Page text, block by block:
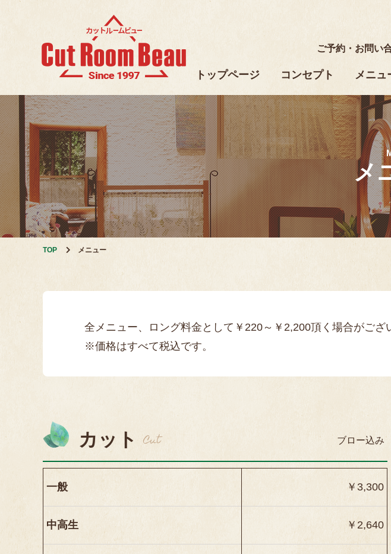
ご予約・お問い
トップページ コンセプト メニュ
メ
TOP メニュー
全メニュー、ロング料金として￥220～￥2,200頂く場合がござ
※価格はすべて税込です。
カット Cut ブロー込み
一般 ￥3,300
中高生 ￥2,640